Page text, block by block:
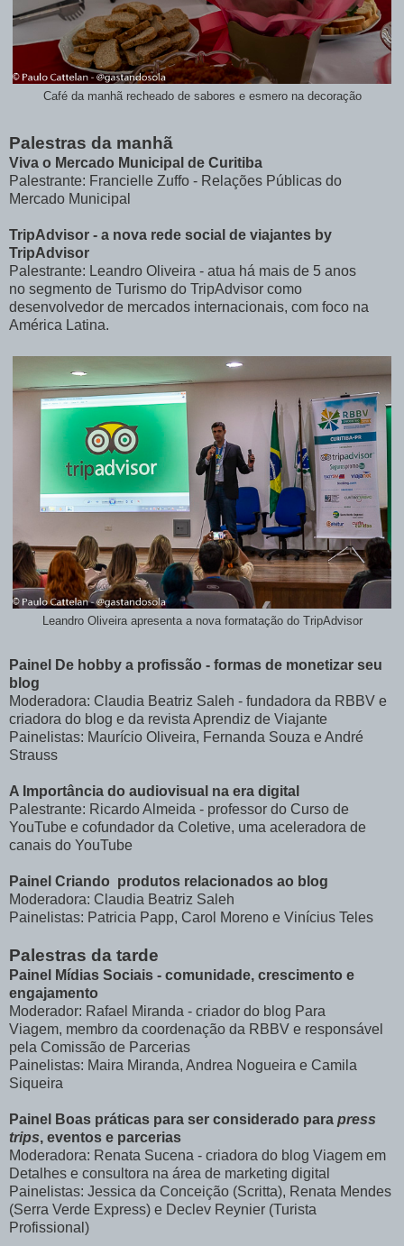
Café da manhã recheado de sabores e esmero na decoração
Palestras da manhã
Viva o Mercado Municipal de Curitiba
Palestrante: Francielle Zuffo - Relações Públicas do
Mercado Municipal
TripAdvisor - a nova rede social de viajantes by
TripAdvisor
Palestrante: Leandro Oliveira - atua há mais de 5 anos
no segmento de Turismo do TripAdvisor como
desenvolvedor de mercados internacionais, com foco na
América Latina.
Leandro Oliveira apresenta a nova formatação do TripAdvisor
Painel De hobby a profissão - formas de monetizar seu
blog
Moderadora: Claudia Beatriz Saleh - fundadora da RBBV e
criadora do blog e da revista Aprendiz de Viajante
Painelistas: Maurício Oliveira, Fernanda Souza e André
Strauss
A Importância do audiovisual na era digital
Palestrante: Ricardo Almeida - professor do Curso de
YouTube e cofundador da Coletive, uma aceleradora de
canais do YouTube
Painel Criando produtos relacionados ao blog
Moderadora: Claudia Beatriz Saleh
Painelistas: Patricia Papp, Carol Moreno e Vinícius Teles
Palestras da tarde
Painel Mídias Sociais - comunidade, crescimento e
engajamento
Moderador: Rafael Miranda - criador do blog Para
Viagem, membro da coordenação da RBBV e responsável
pela Comissão de Parcerias
Painelistas: Maira Miranda, Andrea Nogueira e Camila
Siqueira
Painel Boas práticas para ser considerado para press
trips, eventos e parcerias
Moderadora: Renata Sucena - criadora do blog Viagem em
Detalhes e consultora na área de marketing digital
Painelistas: Jessica da Conceição (Scritta), Renata Mendes
(Serra Verde Express) e Declev Reynier (Turista
Profissional)